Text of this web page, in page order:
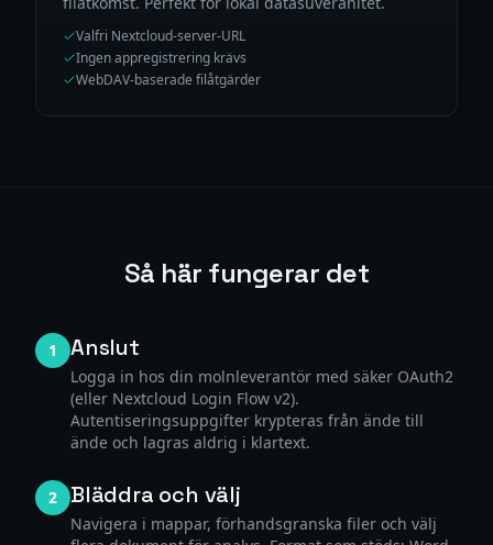
Valfri Nextcloud-server-URL
Ingen appregistrering krävs
WebDAV-baserade filåtgärder
Så här fungerar det
1 Anslut
Logga in hos din molnleverantör med säker OAuth2
(eller Nextcloud Login Flow v2).
Autentiseringsuppgifter krypteras från ände till
ände och lagras aldrig i klartext.
2 Bläddra och välj
Navigera i mappar, förhandsgranska filer och välj